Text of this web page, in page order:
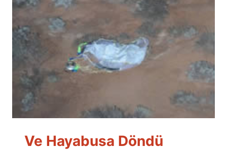
Ve Hayabusa Döndü